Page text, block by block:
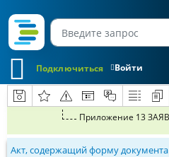
Войти
Подключиться
Акт, содержащий форму документа